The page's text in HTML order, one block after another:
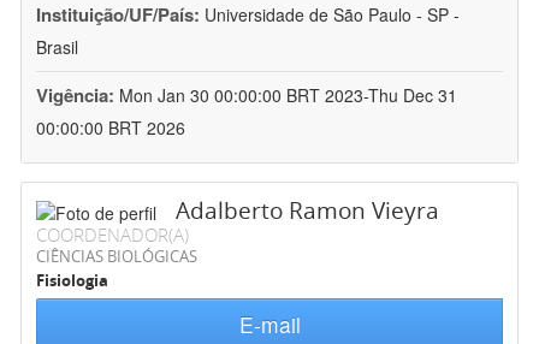
Instituição/UF/País: Universidade de São Paulo - SP -
Brasil
Vigência: Mon Jan 30 00:00:00 BRT 2023-Thu Dec 31
00:00:00 BRT 2026
Adalberto Ramon Vieyra
COORDENADOR(A)
CIÊNCIAS BIOLÓGICAS
Fisiologia
E-mail